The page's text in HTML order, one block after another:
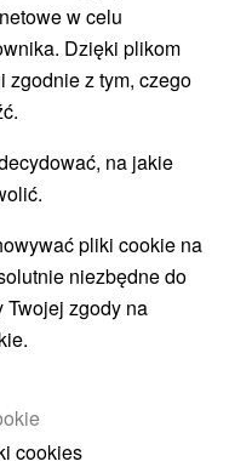
23' 5.19''
32' 10.24''
w celu
Dzięki plikom
zgodnie z tym, czego
na jakie
pliki cookie na
niezbędne do
Twojej zgody na
cookies